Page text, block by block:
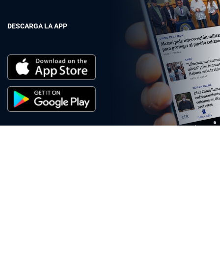
DESCARGA LA APP